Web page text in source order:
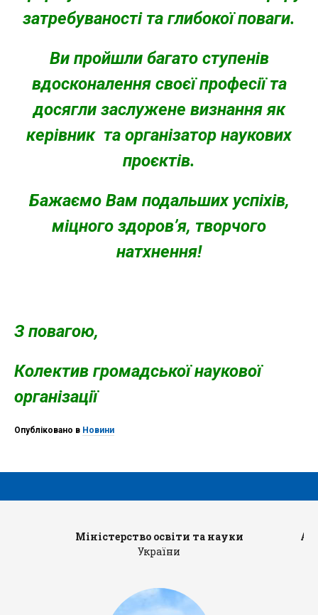
затребуваності та глибокої поваги.
Ви пройшли багато ступенів
вдосконалення своєї професії та
досягли заслужене визнання як
керівник та організатор наукових
проєктів.
Бажаємо Вам подальших успіхів,
міцного здоров’я, творчого
натхнення!
З повагою,
Колектив громадської наукової
організації
Опубліковано в Новини
Міністерство освіти та науки
України